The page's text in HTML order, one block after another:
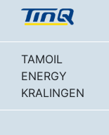
TAMOIL
ENERGY
KRALINGEN